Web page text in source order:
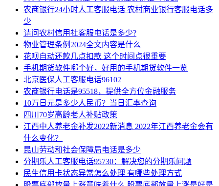
农商银行24小时人工客服电话 农村商业银行客服电话多
少
请问农村信用社客服电话是多少?
物业管理条例2024全文内容是什么
花呗自动还款几点扣款 这个时间点很重要
手机期货软件哪个好，好用的手机期货软件一览
北京医保人工客服电话96102
农商银行电话是95518，提供全方位金融服务
10万日元是多少人民币？当日汇率查询
四川70岁高龄老人补贴政策
江西中人养老金补发2022新消息 2022年江西养老金会有
什么变化？
昆山劳动和社会保障局电话是多少
分期乐人工客服电话95730：解决您的分期乐问题
民生信用卡状态异常怎么处理 有哪些处理方式